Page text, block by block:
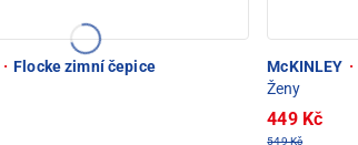
· Flocke zimní čepice
McKINLEY ·
Ženy
449 Kč
549 Kč